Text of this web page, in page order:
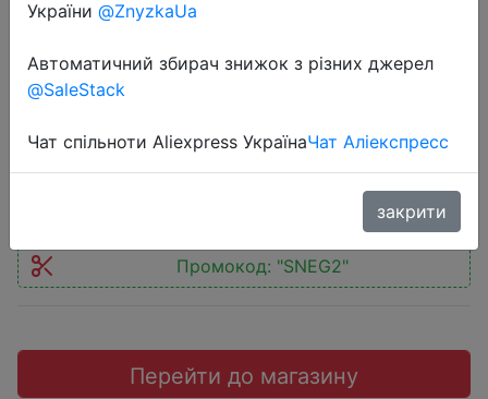
ЕРМАК Топор кованый с
деревянной ручкой 600гр.
259 руб.
Промокод: "SNEG2"
Перейти до магазину
України @ZnyzkaUa
Автоматичний збирач знижок з різних джерел
@SaleStack
Чат спільноти Aliexpress УкраїнаЧат Аліекспресс
закрити